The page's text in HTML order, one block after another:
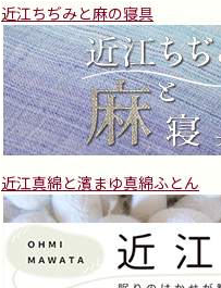
近江ちぢみと麻の寝具
近江真綿と濱まゆ真綿ふとん